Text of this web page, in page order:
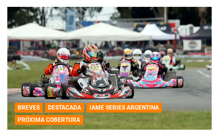
BREVES DESTACADA
IAME SERIES ARGENTINA
PRÓXIMA COBERTURA